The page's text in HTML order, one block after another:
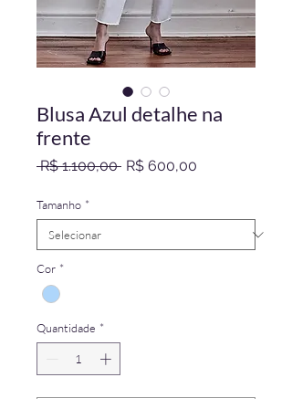
Blusa Azul detalhe na
frente
R$ 1.100,00 Preço
R$ 600,00
Tamanho *
Cor *
Quantidade *